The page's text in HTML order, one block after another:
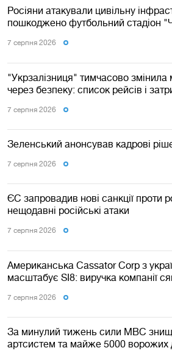
Росіяни атакували цивільну
пошкоджено футбольний стадіон
7 серпня 2026
"Укрзалізниця" тимчасово змінила
через безпеку: список рейсів і
7 серпня 2026
Зеленський анонсував кадрові
7 серпня 2026
ЄС запровадив нові санкції проти
нещодавні російські атаки
7 серпня 2026
Американська Cassator Corp з
масштабує SI8: виручка компанії
7 серпня 2026
За минулий тижень сили МВС
артсистем та майже 5000 ворожих